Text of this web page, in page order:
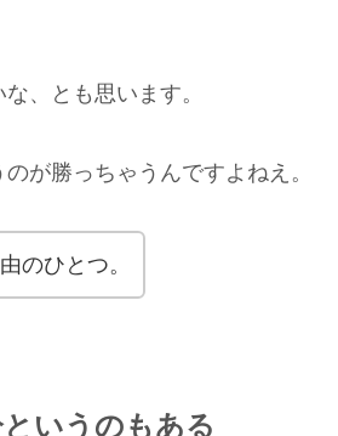
、とも思います。
のが勝っちゃうんですよねえ。
のひとつ。
いうのもある